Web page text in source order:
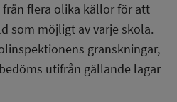
flera olika källor för att
som möjligt av varje skola.
granskningar,
utifrån gällande lagar